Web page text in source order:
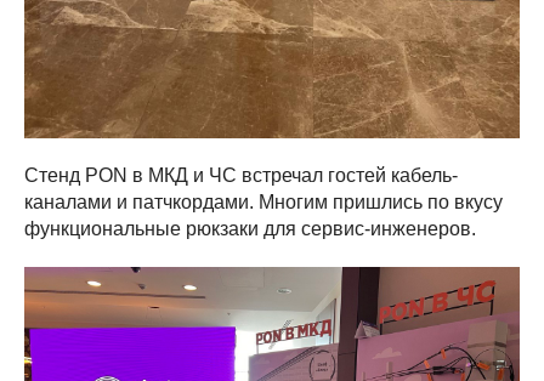
Стенд PON в МКД и ЧС встречал гостей кабель-
каналами и патчкордами. Многим пришлись по вкусу
функциональные рюкзаки для сервис-инженеров.